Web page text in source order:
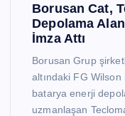
Borusan Cat,
Depolama
İmza Attı
Borusan Grup
altındaki FG
batarya enerji
uzmanlaşan